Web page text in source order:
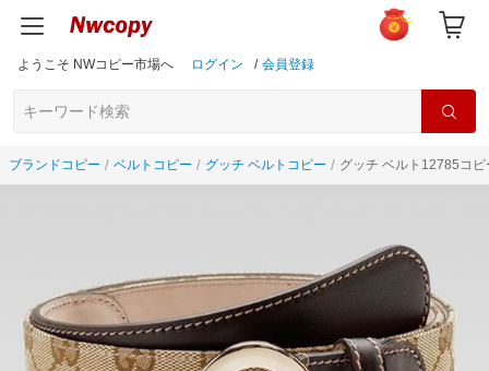
ようこそ NWコピー市場へ ログイン / 会員登録
ブランドコピー ベルトコピー グッチ ベルトコピー グッチ ベルト12785コピ